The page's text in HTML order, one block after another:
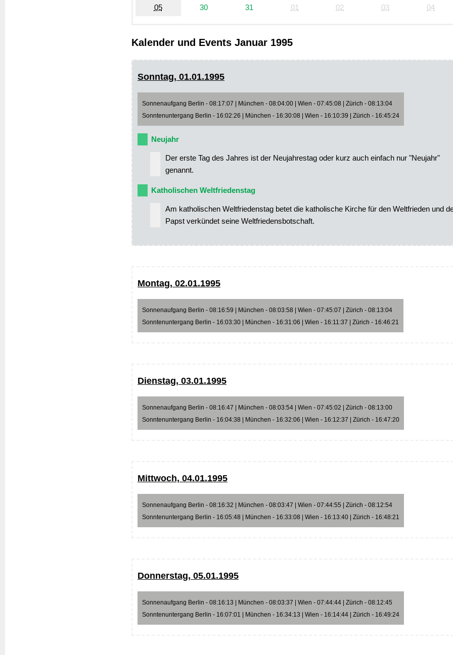
05
30 31 01 02 03 04
Kalender und Events Januar 1995
Sonntag, 01.01.1995
Sonnenaufgang Berlin - 08:17:07 | München - 08:04:00 | Wien - 07:45:08 | Zürich - 08:13:04
Sonntenuntergang Berlin - 16:02:26 | München - 16:30:08 | Wien - 16:10:39 | Zürich - 16:45:24
Neujahr
Der erste Tag des Jahres ist der Neujahrestag oder kurz auch einfach nur "Neujahr"
genannt.
Katholischen Weltfriedenstag
Am katholischen Weltfriedenstag betet die katholische Kirche für den Weltfrieden und
Papst verkündet seine Weltfriedensbotschaft.
Montag, 02.01.1995
Sonnenaufgang Berlin - 08:16:59 | München - 08:03:58 | Wien - 07:45:07 | Zürich - 08:13:04
Sonntenuntergang Berlin - 16:03:30 | München - 16:31:06 | Wien - 16:11:37 | Zürich - 16:46:21
Dienstag, 03.01.1995
Sonnenaufgang Berlin - 08:16:47 | München - 08:03:54 | Wien - 07:45:02 | Zürich - 08:13:00
Sonntenuntergang Berlin - 16:04:38 | München - 16:32:06 | Wien - 16:12:37 | Zürich - 16:47:20
Mittwoch, 04.01.1995
Sonnenaufgang Berlin - 08:16:32 | München - 08:03:47 | Wien - 07:44:55 | Zürich - 08:12:54
Sonntenuntergang Berlin - 16:05:48 | München - 16:33:08 | Wien - 16:13:40 | Zürich - 16:48:21
Donnerstag, 05.01.1995
Sonnenaufgang Berlin - 08:16:13 | München - 08:03:37 | Wien - 07:44:44 | Zürich - 08:12:45
Sonntenuntergang Berlin - 16:07:01 | München - 16:34:13 | Wien - 16:14:44 | Zürich - 16:49:24